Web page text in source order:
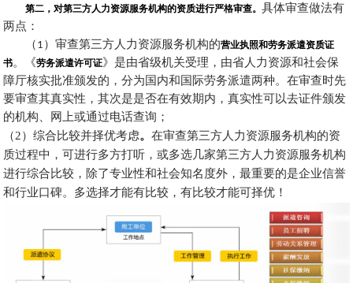
第二，对第三方人力资源服务机构的资质进行严格审查。具体审查做法有
两点：
（ 1 ）审查第三方人力资源服务机构的营业执照和劳务派遣资质证
书。《劳务派遣许可证》是由省级机关受理，由省人力资源和社会保
障厅核实批准颁发的，分为国内和国际劳务派遣两种。在审查时先
要审查其真实性，其次是是否在有效期内，真实性可以去证件颁发
的机构、网上或通过电话查询；
（2）综合比较并择优考虑。在审查第三方人力资源服务机构的资
质过程中，可进行多方打听，或多选几家第三方人力资源服务机构
进行综合比较，除了专业性和社会知名度外，最重要的是企业信誉
和行业口碑。多选择才能有比较，有比较才能可择优！